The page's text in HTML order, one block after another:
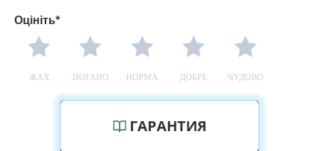
Оцініть*
ЖАХ ПОГАНО НОРМА ДОБРЕ ЧУДОВО
ГАРАНТИЯ